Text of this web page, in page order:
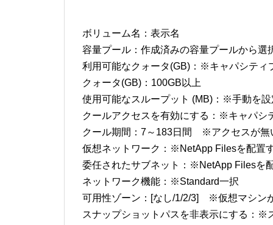
ボリューム名：表示名
容量プール：作成済みの容量プールから選
利用可能なクォータ(GB)：※キャパシティ
クォータ(GB)：100GB以上
使用可能なスループット (MB)：※手動を
クールアクセスを有効にする：※キャパシ
クール期間：7～183日間 ※アクセスが無
仮想ネットワーク：※NetApp Filesを配置
委任されたサブネット：※NetApp Filesを
ネットワーク機能：※Standard一択
可用性ゾーン：[なし/1/2/3] ※仮想マシン
スナップショットパスを非表示にする：※